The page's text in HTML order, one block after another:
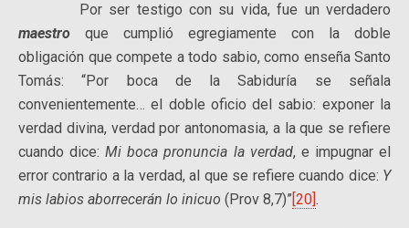
Por ser testigo con su vida, fue un verdadero
maestro que cumplió egregiamente con la doble
obligación que compete a todo sabio, como enseña Santo
Tomás: “Por boca de la Sabiduría se señala
convenientemente… el doble oficio del sabio: exponer la
verdad divina, verdad por antonomasia, a la que se refiere
cuando dice:Mi boca pronuncia la verdad, e impugnar el
error contrario a la verdad, al que se refiere cuando dice: Y
mis labios aborrecerán lo inicuo (Prov 8,7)”[20].